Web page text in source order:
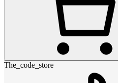
The_code_store